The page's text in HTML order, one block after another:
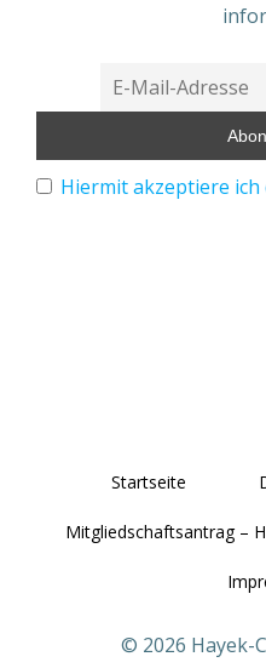
Hiermit akzeptiere
Startseite
Mitgliedschaftsantrag –
© 2026 Hayek-